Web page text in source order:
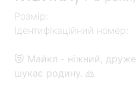
Розмір:
Ідентифікаційний номер:
😻 Майкл - ніжний,
шукає родину. 🙏